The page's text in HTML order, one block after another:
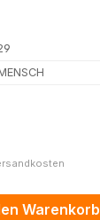
Warenkorb